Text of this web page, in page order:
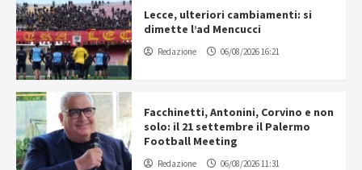
Lecce, ulteriori cambiamenti: si
dimette l’ad Mencucci
Redazione 06/08/2026 16:21
Facchinetti, Antonini, Corvino e non
solo: il 21 settembre il Palermo
Football Meeting
Redazione 06/08/2026 11:31